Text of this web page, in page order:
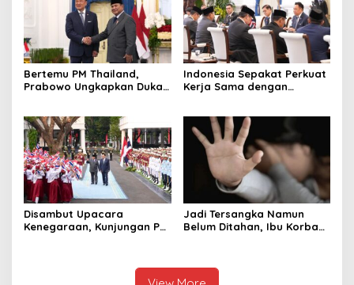
Bertemu PM Thailand,
Prabowo Ungkapkan Duka
Raja Thailand
Indonesia Sepakat Perkuat
Kerja Sama dengan
Disambut Upacara
Kenegaraan, Kunjungan PM
Jadi Tersangka Namun
Belum Ditahan, Ibu Korban
Kasus Rudapksa Sampai
Anaknya Hamil